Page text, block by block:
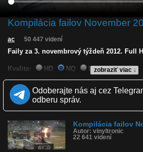
Kompilácia failov November
zobraziť viac ↓
ac 50 447 videní
Faily za 3. novembrový týždeň 2012. Full
Kvalita: HD NQ
LQ
Zverejnené: 25.11.2012 7:41
Páči sa: 96% (52 hlasov)
Obľúbené: 44
Komentárov: 40
Dľžka: 3:34
Tagy: fail, compilation, hd, 2012,
História sledovanosti videa:
Odoberajte nás aj cez
odberu správ.
Kompilácia failov
Autor: vinyltronic
22 641 videní